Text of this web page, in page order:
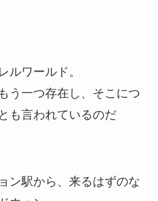
ルワールド。
う一つ存在し、そこにつ
も言われているのだ
ン駅から、来るはずのな